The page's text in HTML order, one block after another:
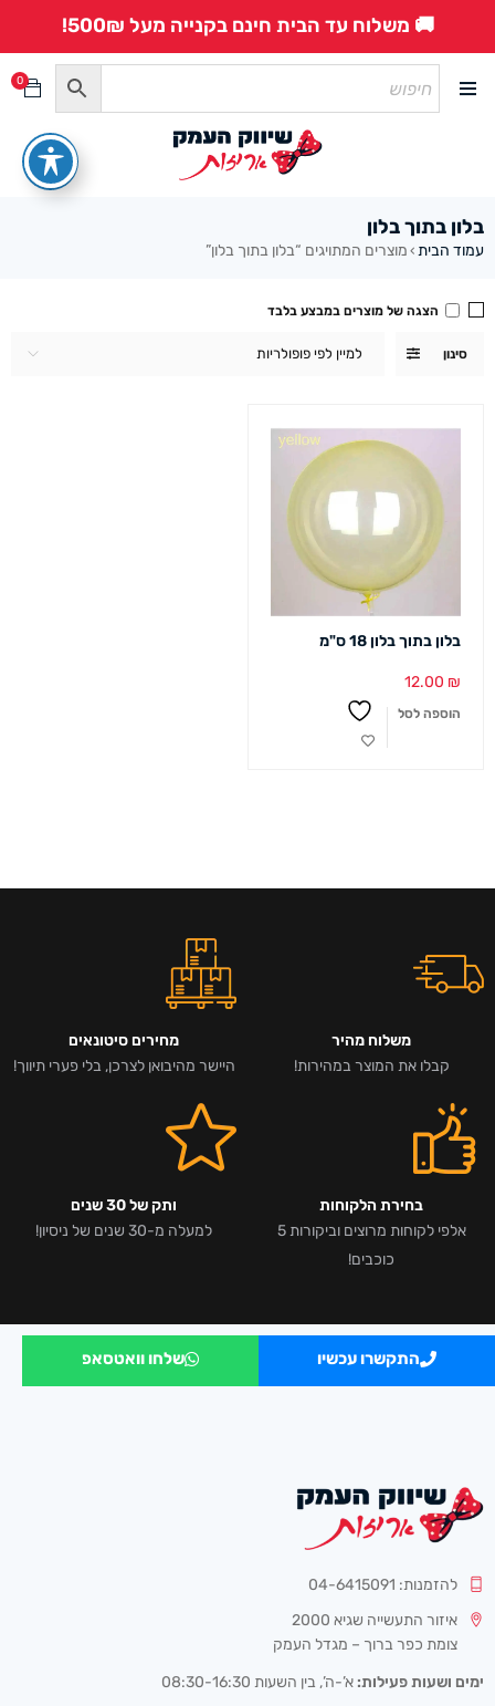
🚚 משלוח עד הבית חינם בקנייה מעל 500₪!
0
בלון בתוך בלון
עמוד הבית › מוצרים המתויגים “בלון בתוך בלון”
סינון למיין לפי פופולריות
הצגה של מוצרים במבצע בלבד
בלון בתוך בלון 18 ס"מ
12.00 ₪
הוספה לסל
משלוח מהיר
קבלו את המוצר במהירות!
מחירים סיטונאים
היישר מהיבואן לצרכן, בלי פערי תיווך!
בחירת הלקוחות
אלפי לקוחות מרוצים וביקורות 5
כוכבים!
ותק של 30 שנים
למעלה מ-30 שנים של ניסיון!
התקשרו עכשיו שלחו וואטסאפ
להזמנות: 04-6415091
איזור התעשייה שגיא 2000
צומת כפר ברוך – מגדל העמק
ימים ושעות פעילות: א’-ה’, בין השעות 08:30-16:30